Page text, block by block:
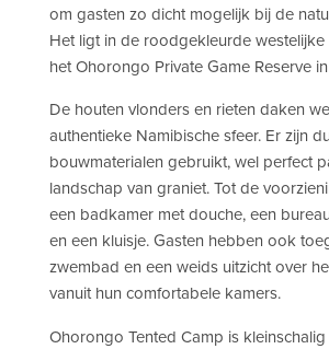
om gasten zo dicht mogelijk bij de
Het ligt in de roodgekleurde westelijke
het Ohorongo Private Game Reserve in
De houten vlonders en rieten daken
authentieke Namibische sfeer. Er zijn
bouwmaterialen gebruikt, wel perfect
landschap van graniet. Tot de
een badkamer met douche, een
en een kluisje. Gasten hebben ook
zwembad en een weids uitzicht over
vanuit hun comfortabele kamers.
Ohorongo Tented Camp is